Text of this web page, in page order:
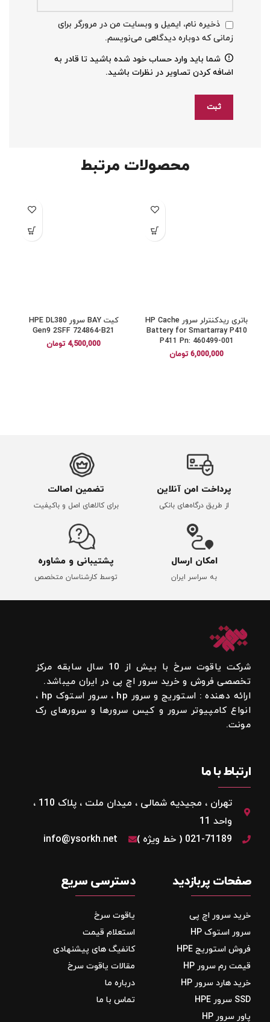
ذخیره نام، ایمیل و وبسایت من در مرورگر برای
زمانی که دوباره دیدگاهی می‌نویسم.
شما باید وارد حساب خود شده باشید تا قادر به
اضافه کردن تصاویر در نظرات باشید.
محصولات مرتبط
باتری ریدکنترلر سرور HP Cache
Battery for Smartarray P410
P411 Pn: 460499-001
6,000,000 تومان
کیت BAY سرور HPE DL380
Gen9 2SFF 724864-B21
4,500,000 تومان
پرداخت امن آنلاین
از طریق درگاه‌های بانکی
تضمین اصالت
برای کالاهای اصل و باکیفیت
امکان ارسال
به سراسر ایران
پشتیبانی و مشاوره
توسط کارشناسان متخصص
شرکت یاقوت سرخ با بیش از 10 سال سابقه مرکز
تخصصی فروش و خرید سرور اچ پی در ایران میباشد.
ارائه دهنده : استوریج و سرور hp ، سرور استوک hp ،
انواع کامپیوتر سرور و کیس سرورها و سرورهای رک
مونت.
ارتباط با ما
تهران ، مجیدیه شمالی ، میدان ملت ، پلاک 110 ،
واحد 11
021-71189 ( خط ویژه )
info@ysorkh.net
صفحات پربازدید
خرید سرور اچ پی
سرور استوک HP
فروش استوریج‌ HPE
قیمت رم سرور HP
خرید هارد سرور HP
SSD سرور HPE
پاور سرور HP
دسترسی سریع
یاقوت سرخ
استعلام قیمت
کانفیگ های پیشنهادی
مقالات یاقوت سرخ
درباره ما
تماس با ما